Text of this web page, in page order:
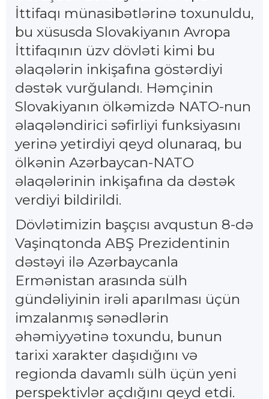
İttifaqı münasibətlərinə toxunuldu,
bu xüsusda Slovakiyanın Avropa
İttifaqının üzv dövləti kimi bu
əlaqələrin inkişafına göstərdiyi
dəstək vurğulandı. Həmçinin
Slovakiyanın ölkəmizdə NATO-nun
əlaqələndirici səfirliyi funksiyasını
yerinə yetirdiyi qeyd olunaraq, bu
ölkənin Azərbaycan-NATO
əlaqələrinin inkişafına da dəstək
verdiyi bildirildi.
Dövlətimizin başçısı avqustun 8-də
Vaşinqtonda ABŞ Prezidentinin
dəstəyi ilə Azərbaycanla
Ermənistan arasında sülh
gündəliyinin irəli aparılması üçün
imzalanmış sənədlərin
əhəmiyyətinə toxundu, bunun
tarixi xarakter daşıdığını və
regionda davamlı sülh üçün yeni
perspektivlər açdığını qeyd etdi.